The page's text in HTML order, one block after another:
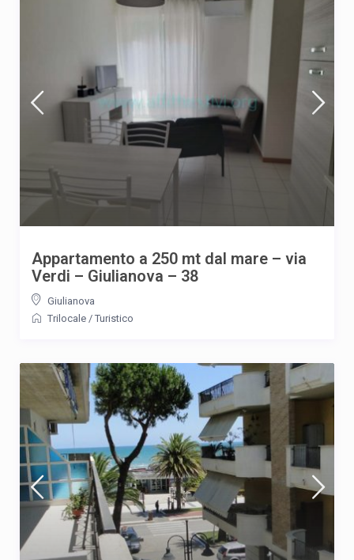
Appartamento a 250 mt dal mare – via
Verdi – Giulianova – 38
Giulianova
Trilocale / Turistico